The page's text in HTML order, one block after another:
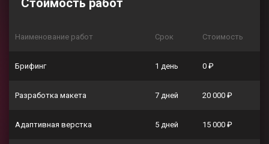
Стоимость работ
Наименование работ Срок Стоимость
Брифинг 1 день 0 ₽
Разработка макета 7 дней 20 000 ₽
Адаптивная верстка 5 дней 15 000 ₽